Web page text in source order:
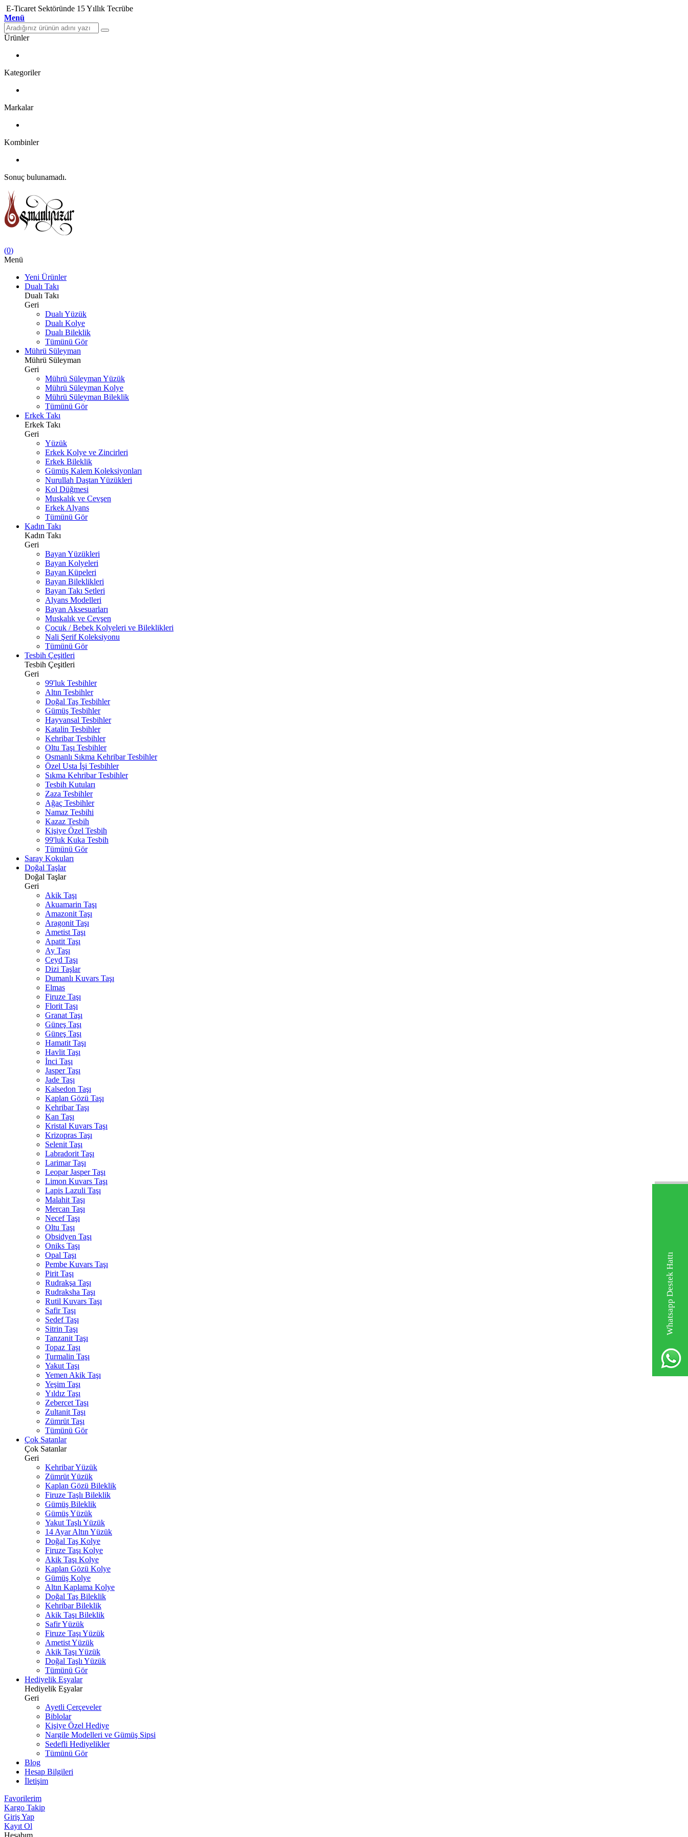
Whatsapp Destek Hattı
E-Ticaret Sektöründe 15 Yıllık Tecrübe
Menü
Ürünler
Kategoriler
Markalar
Kombinler
Sonuç bulunamadı.
(0)
Menü
Yeni Ürünler
Dualı Takı
Dualı Takı
Geri
Dualı Yüzük
Dualı Kolye
Dualı Bileklik
Tümünü Gör
Mührü Süleyman
Mührü Süleyman
Geri
Mührü Süleyman Yüzük
Mührü Süleyman Kolye
Mührü Süleyman Bileklik
Tümünü Gör
Erkek Takı
Erkek Takı
Geri
Yüzük
Erkek Kolye ve Zincirleri
Erkek Bileklik
Gümüş Kalem Koleksiyonları
Nurullah Daştan Yüzükleri
Kol Düğmesi
Muskalık ve Cevşen
Erkek Alyans
Tümünü Gör
Kadın Takı
Kadın Takı
Geri
Bayan Yüzükleri
Bayan Kolyeleri
Bayan Küpeleri
Bayan Bileklikleri
Bayan Takı Setleri
Alyans Modelleri
Bayan Aksesuarları
Muskalık ve Cevşen
Çocuk / Bebek Kolyeleri ve Bileklikleri
Nali Şerif Koleksiyonu
Tümünü Gör
Tesbih Çeşitleri
Tesbih Çeşitleri
Geri
99'luk Tesbihler
Altın Tesbihler
Doğal Taş Tesbihler
Gümüş Tesbihler
Hayvansal Tesbihler
Katalin Tesbihler
Kehribar Tesbihler
Oltu Taşı Tesbihler
Osmanlı Sıkma Kehribar Tesbihler
Özel Usta İşi Tesbihler
Sıkma Kehribar Tesbihler
Tesbih Kutuları
Zaza Tesbihler
Ağaç Tesbihler
Namaz Tesbihi
Kazaz Tesbih
Kişiye Özel Tesbih
99'luk Kuka Tesbih
Tümünü Gör
Saray Kokuları
Doğal Taşlar
Doğal Taşlar
Geri
Akik Taşı
Akuamarin Taşı
Amazonit Taşı
Aragonit Taşı
Ametist Taşı
Apatit Taşı
Ay Taşı
Ceyd Taşı
Dizi Taşlar
Dumanlı Kuvars Taşı
Elmas
Firuze Taşı
Florit Taşı
Granat Taşı
Güneş Taşı
Güneş Taşı
Hamatit Taşı
Havlit Taşı
İnci Taşı
Jasper Taşı
Jade Taşı
Kalsedon Taşı
Kaplan Gözü Taşı
Kehribar Taşı
Kan Taşı
Kristal Kuvars Taşı
Krizopras Taşı
Selenit Taşı
Labradorit Taşı
Larimar Taşı
Leopar Jasper Taşı
Limon Kuvars Taşı
Lapis Lazuli Taşı
Malahit Taşı
Mercan Taşı
Necef Taşı
Oltu Taşı
Obsidyen Taşı
Oniks Taşı
Opal Taşı
Pembe Kuvars Taşı
Pirit Taşı
Rudrakşa Taşı
Rudraksha Taşı
Rutil Kuvars Taşı
Safir Taşı
Sedef Taşı
Sitrin Taşı
Tanzanit Taşı
Topaz Taşı
Turmalin Taşı
Yakut Taşı
Yemen Akik Taşı
Yeşim Taşı
Yıldız Taşı
Zebercet Taşı
Zultanit Taşı
Zümrüt Taşı
Tümünü Gör
Çok Satanlar
Çok Satanlar
Geri
Kehribar Yüzük
Zümrüt Yüzük
Kaplan Gözü Bileklik
Firuze Taşlı Bileklik
Gümüş Bileklik
Gümüş Yüzük
Yakut Taşlı Yüzük
14 Ayar Altın Yüzük
Doğal Taş Kolye
Firuze Taşı Kolye
Akik Taşı Kolye
Kaplan Gözü Kolye
Gümüş Kolye
Altın Kaplama Kolye
Doğal Taş Bileklik
Kehribar Bileklik
Akik Taşı Bileklik
Safir Yüzük
Firuze Taşı Yüzük
Ametist Yüzük
Akik Taşı Yüzük
Doğal Taşlı Yüzük
Tümünü Gör
Hediyelik Eşyalar
Hediyelik Eşyalar
Geri
Ayetli Çerçeveler
Biblolar
Kişiye Özel Hediye
Nargile Modelleri ve Gümüş Sipsi
Sedefli Hediyelikler
Tümünü Gör
Blog
Hesap Bilgileri
İletişim
Favorilerim
Kargo Takip
Giriş Yap
Kayıt Ol
Hesabım